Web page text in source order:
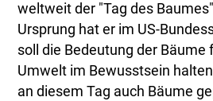
weltweit der "Tag des
Ursprung hat er im US-
soll die Bedeutung der Bäume
Umwelt im Bewusstsein
an diesem Tag auch Bäume